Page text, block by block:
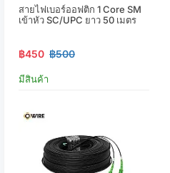
สายไฟเบอร์ออฟติก 1 Core SM
เข้าหัว SC/UPC ยาว 50 เมตร
฿450 ฿500
มีสินค้า